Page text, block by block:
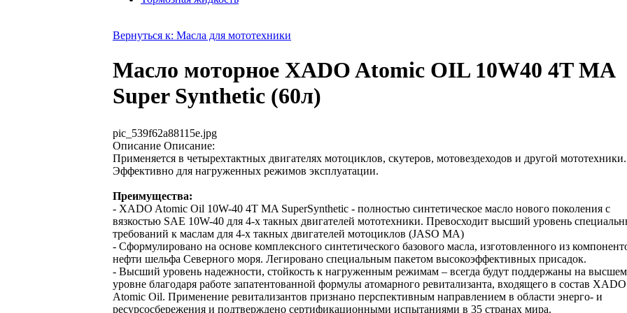
Вернуться к: Масла для мототехники
Масло моторное XADO Atomic OIL 10W40 4T MA
Super Synthetic (60л)
pic_539f62a88115e.jpg
Описание Описание:
Применяется в четырехтактных двигателях мотоциклов, скутеров, мотовездеходов и другой мототехники.
Эффективно для нагруженных режимов эксплуатации.
Преимущества:
- XADO Atomic Oil 10W-40 4Т MA SuperSynthetic - полностью синтетическое масло нового поколения с
вязкостью SAE 10W-40 для 4-х такных двигателей мототехники. Превосходит высший уровень
требований к маслам для 4-х такных двигателей мотоциклов (JASO MA)
- Сформулировано на основе комплексного синтетического базового масла, изготовленного из
нефти шельфа Северного моря. Легировано специальным пакетом высокоэффективных присадок.
- Высший уровень надежности, стойкость к нагруженным режимам – всегда будут поддержаны на высшем
уровне благодаря работе запатентованной формулы атомарного ревитализанта, входящего в состав XADO
Atomic Oil. Применение ревитализантов признано перспективным направлением в области энерго- и
ресурсосбережения и подтверждено сертификационными испытаниями в 35 странах мира.